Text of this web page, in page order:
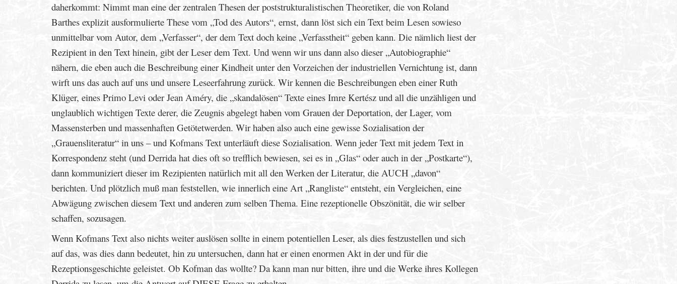
daherkommt: Nimmt man eine der zentralen Thesen der poststrukturalistischen Theoretiker, die von Roland
Barthes explizit ausformulierte These vom „Tod des Autors“, ernst, dann löst sich ein Text beim Lesen sowieso
unmittelbar vom Autor, dem „Verfasser“, der dem Text doch keine „Verfasstheit“ geben kann. Die nämlich liest der
Rezipient in den Text hinein, gibt der Leser dem Text. Und wenn wir uns dann also dieser „Autobiographie“
nähern, die eben auch die Beschreibung einer Kindheit unter den Vorzeichen der industriellen Vernichtung ist, dann
wirft uns das auch auf uns und unsere Leseerfahrung zurück. Wir kennen die Beschreibungen eben einer Ruth
Klüger, eines Primo Levi oder Jean Améry, die „skandalösen“ Texte eines Imre Kertész und all die unzähligen und
unglaublich wichtigen Texte derer, die Zeugnis abgelegt haben vom Grauen der Deportation, der Lager, vom
Massensterben und massenhaften Getötetwerden. Wir haben also auch eine gewisse Sozialisation der
„Grauensliteratur“ in uns – und Kofmans Text unterläuft diese Sozialisation. Wenn jeder Text mit jedem Text in
Korrespondenz steht (und Derrida hat dies oft so trefflich bewiesen, sei es in „Glas“ oder auch in der „Postkarte“),
dann kommuniziert dieser im Rezipienten natürlich mit all den Werken der Literatur, die AUCH „davon“
berichten. Und plötzlich muß man feststellen, wie innerlich eine Art „Rangliste“ entsteht, ein Vergleichen, eine
Abwägung zwischen diesem Text und anderen zum selben Thema. Eine rezeptionelle Obszönität, die wir selber
schaffen, sozusagen.
Wenn Kofmans Text also nichts weiter auslösen sollte in einem potentiellen Leser, als dies festzustellen und sich
auf das, was dies dann bedeutet, hin zu untersuchen, dann hat er einen enormen Akt in der und für die
Rezeptionsgeschichte geleistet. Ob Kofman das wollte? Da kann man nur bitten, ihre und die Werke ihres Kollegen